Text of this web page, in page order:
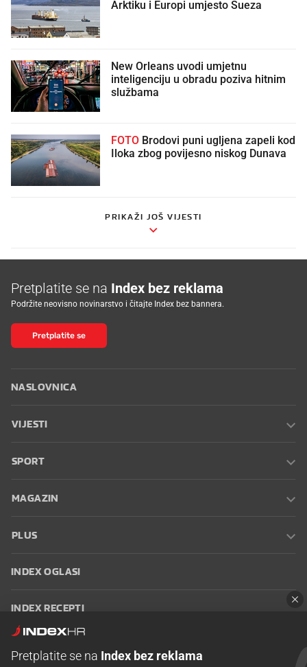
Arktiku i Europi umjesto Sueza
New Orleans uvodi umjetnu
inteligenciju u obradu poziva hitnim
službama
FOTO
Iloka zbog povijesno niskog Dunava
PRIKAŽI JOŠ VIJESTI
Pretplatite se na Index bez reklama
Podržite neovisno novinarstvo i čitajte Index bez bannera.
Pretplatite se
NASLOVNICA
VIJESTI
SPORT
MAGAZIN
PLUS
INDEX OGLASI
INDEX RECEPTI
Pretplatite se na Index bez reklama